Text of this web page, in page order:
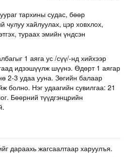
тархины судас, бөөр
чулуу хайлуулах, цэр ховхлох,
тураах эмийн үндсэн
1 аяга ус /сүү/-нд хийхээр
идээшүүлж шүүнэ. Өдөрт 1 аягар
2-3 удаа ууна. Зөгийн балаар
болно. Нэг удаагийн сувилгаа: 21
Бөөрний түүдгэнцрийн
дараахь жагсаалтаар харуулъя.